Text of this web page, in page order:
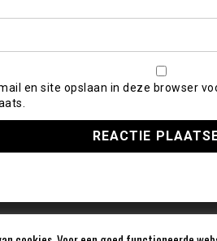
en site opslaan in deze browser